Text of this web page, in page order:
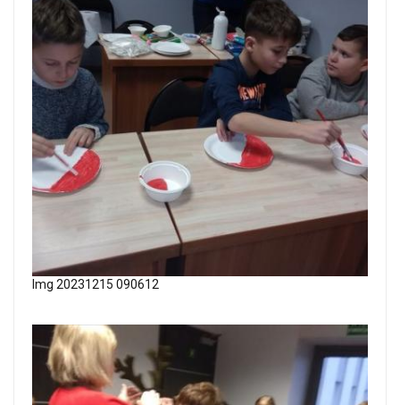
Img 20231215 090612